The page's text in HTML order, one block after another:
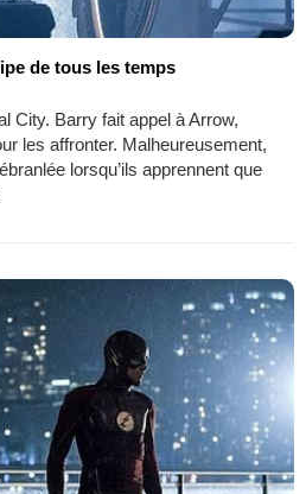
de tous les temps
City. Barry fait appel à Arrow,
les affronter. Malheureusement,
lorsqu’ils apprennent que